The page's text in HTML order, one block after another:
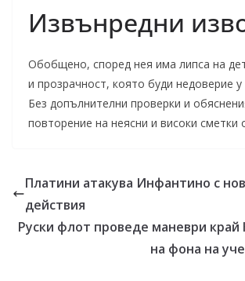
Извънредни
Обобщено, според нея има липса на
и прозрачност, която буди недоверие у
Без допълнителни проверки и
повторение на неясни и високи сметки
Платини атакува Инфантино с
действия
Руски флот проведе маневри край
на фона на